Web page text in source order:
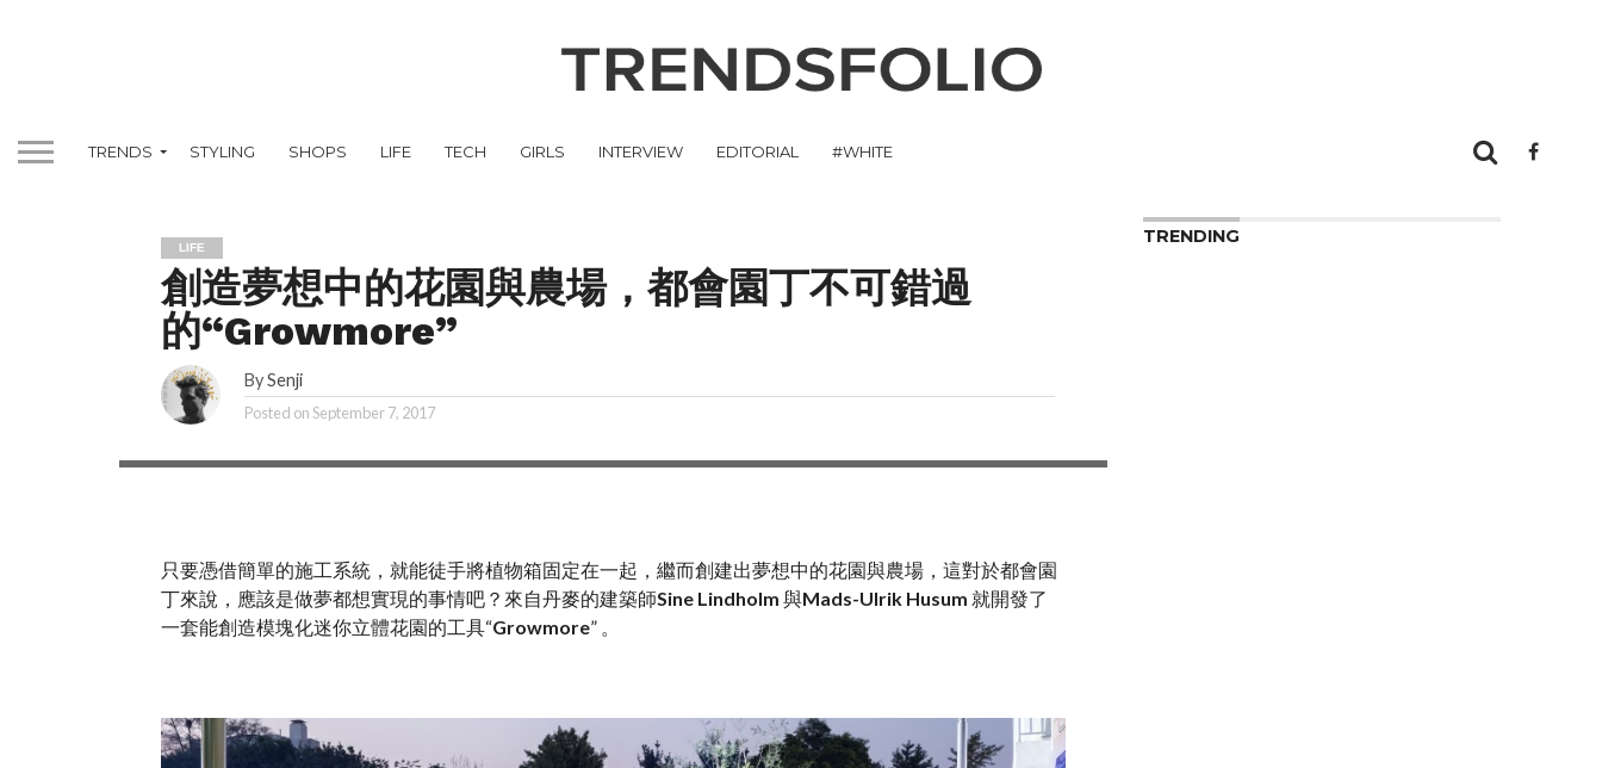
TRENDS STYLING SHOPS LIFE TECH GIRLS INTERVIEW EDITORIAL #WHITE
LIFE
創造夢想中的花園與農場，都會園丁不可錯過
的“Growmore”
BySenji
Posted onSeptember 7, 2017
只要憑借簡單的施工系統，就能徒手將植物箱固定在一起，繼而創建
出夢想中的花園與農場，這對於都會園丁來說，應該是做夢都想實現
的事情吧？來自丹麥的建築師Sine Lindholm 與Mads-Ulrik Husum 就開
發了一套能創造模塊化迷你立體花園的工具“Growmore” 。
只要憑借簡單的施工系統，就能徒手將植物箱固定在一起，繼而創建出夢想中的花園與農場，這對於都會園
丁來說，應該是做夢都想實現的事情吧？來自丹麥的建築師Sine Lindholm 與Mads-Ulrik Husum 就開發了
一套能創造模塊化迷你立體花園的工具“Growmore” 。
TRENDING